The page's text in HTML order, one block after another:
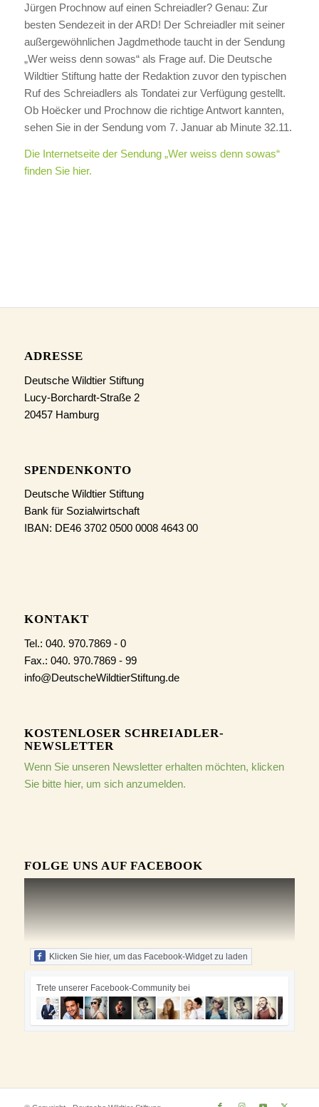
Jürgen Prochnow auf einen Schreiadler? Genau: Zur
besten Sendezeit in der ARD! Der Schreiadler mit seiner
außergewöhnlichen Jagdmethode taucht in der Sendung
„Wer weiss denn sowas“ als Frage auf. Die Deutsche
Wildtier Stiftung hatte der Redaktion zuvor den typischen
Ruf des Schreiadlers als Tondatei zur Verfügung gestellt.
Ob Hoëcker und Prochnow die richtige Antwort kannten,
sehen Sie in der Sendung vom 7. Januar ab Minute 32.11.
Die Internetseite der Sendung „Wer weiss denn sowas“
finden Sie hier.
ADRESSE
Deutsche Wildtier Stiftung
Lucy-Borchardt-Straße 2
20457 Hamburg
SPENDENKONTO
Deutsche Wildtier Stiftung
Bank für Sozialwirtschaft
IBAN: DE46 3702 0500 0008 4643 00
KONTAKT
Tel.: 040. 970.7869 - 0
Fax.: 040. 970.7869 - 99
info@DeutscheWildtierStiftung.de
KOSTENLOSER SCHREIADLER-
NEWSLETTER
Wenn Sie unseren Newsletter erhalten möchten, klicken
Sie bitte hier, um sich anzumelden.
FOLGE UNS AUF FACEBOOK
Klicken Sie hier, um das Facebook-Widget zu laden
Trete unserer Facebook-Community bei